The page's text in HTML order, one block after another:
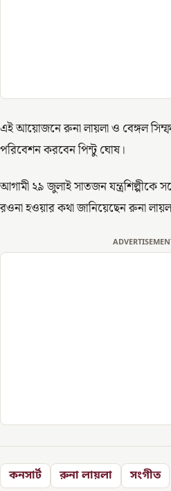
এই আয়োজনে রুনা লায়লা ও বেঙ্গল
পরিবেশন করবেন পিন্টু ঘোষ।
আগামী ২৯ জুলাই সাতজন যন্ত্রশিল্পীকে
রওনা হওয়ার কথা জানিয়েছেন রুনা
কনসার্ট রুনা লায়লা সংগীত